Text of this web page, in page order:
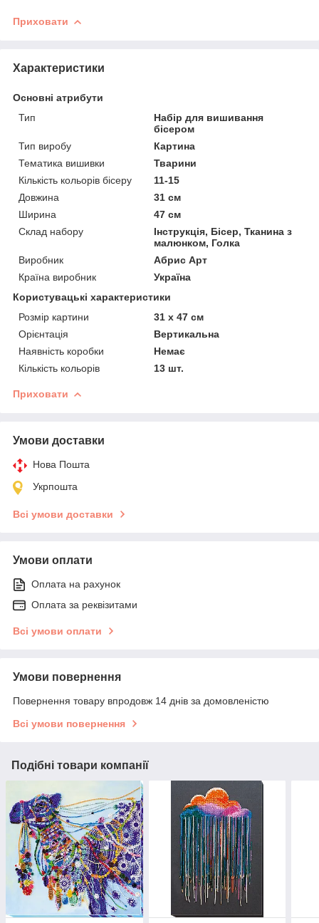
Приховати
Характеристики
Основні атрибути
Тип
Набір для вишивання
бісером
Тип виробу
Картина
Тематика вишивки
Тварини
Кількість кольорів бісеру
11-15
Довжина
31 см
Ширина
47 см
Склад набору
Інструкція, Бісер, Тканина з
малюнком, Голка
Виробник
Абрис Арт
Країна виробник
Україна
Користувацькi характеристики
Розмір картини
31 х 47 см
Орієнтація
Вертикальна
Наявність коробки
Немає
Кількість кольорів
13 шт.
Приховати
Умови доставки
Нова Пошта
Укрпошта
Всі умови доставки
Умови оплати
Оплата на рахунок
Оплата за реквізитами
Всі умови оплати
Умови повернення
Повернення товару впродовж 14 днів за домовленістю
Всі умови повернення
Подібні товари компанії